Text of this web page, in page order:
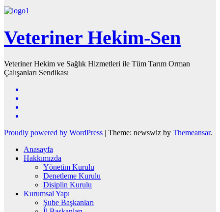
Veteriner Hekim-Sen
Veteriner Hekim ve Sağlık Hizmetleri ile Tüm Tarım Orman
Çalışanları Sendikası
Proudly powered by WordPress | Theme: newswiz by Themeansar.
Anasayfa
Hakkımızda
Yönetim Kurulu
Denetleme Kurulu
Disiplin Kurulu
Kurumsal Yapı
Şube Başkanları